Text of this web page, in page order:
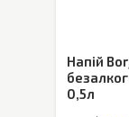
Напій
0,5л